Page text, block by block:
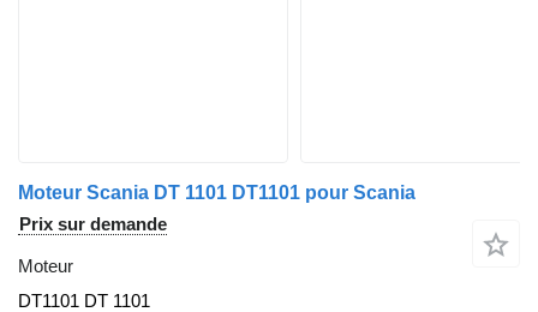
Moteur Scania DT 1101 DT1101 pour Scania
Prix sur demande
Moteur
DT1101 DT 1101